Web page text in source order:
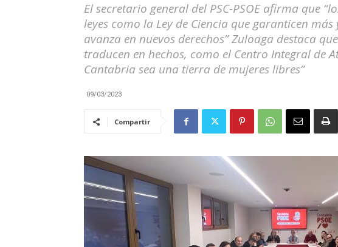
Cantabria
El secretario general del PSC-PSOE afirma que
leyes como la Ley de Ciencia que garanticen
avanza en nuevos derechos” Zuloaga destaca
traducen en hechos, como el Centro Integral de
Cantabria sea una tierra de mujeres libres”
09/03/2023
Compartir